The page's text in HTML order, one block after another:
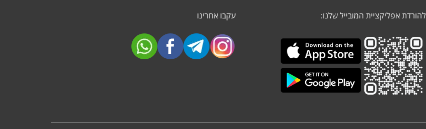
להורדת אפליקציית המובייל שלנו: עקבו אחרינו